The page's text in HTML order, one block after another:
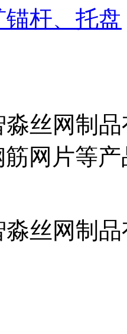
杆、托盘
丝网制品
网片等
丝网制品